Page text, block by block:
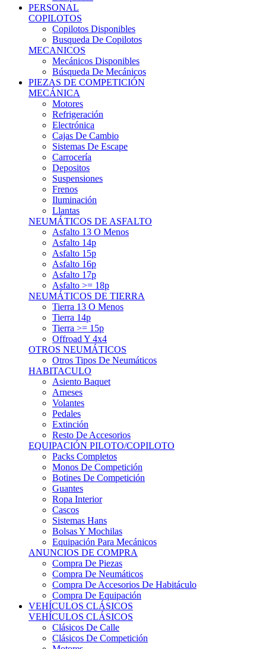
PERSONAL
COPILOTOS
Copilotos Disponibles
Busqueda De Copilotos
MECANICOS
Mecánicos Disponibles
Búsqueda De Mecánicos
PIEZAS DE COMPETICIÓN
MECÁNICA
Motores
Refrigeración
Electrónica
Cajas De Cambio
Sistemas De Escape
Carrocería
Depositos
Suspensiones
Frenos
Iluminación
Llantas
NEUMÁTICOS DE ASFALTO
Asfalto 13 O Menos
Asfalto 14p
Asfalto 15p
Asfalto 16p
Asfalto 17p
Asfalto >= 18p
NEUMÁTICOS DE TIERRA
Tierra 13 O Menos
Tierra 14p
Tierra >= 15p
Offroad Y 4x4
OTROS NEUMÁTICOS
Otros Tipos De Neumáticos
HABITACULO
Asiento Baquet
Arneses
Volantes
Pedales
Extinción
Resto De Accesorios
EQUIPACIÓN PILOTO/COPILOTO
Packs Completos
Monos De Competición
Botines De Competición
Guantes
Ropa Interior
Cascos
Sistemas Hans
Bolsas Y Mochilas
Equipación Para Mecánicos
ANUNCIOS DE COMPRA
Compra De Piezas
Compra De Neumáticos
Compra De Accesorios De Habitáculo
Compra De Equipación
VEHÍCULOS CLÁSICOS
VEHÍCULOS CLÁSICOS
Clásicos De Calle
Clásicos De Competición